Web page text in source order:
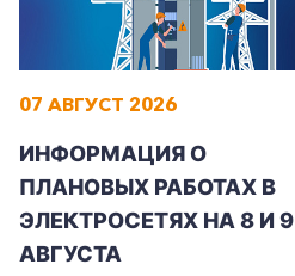
07 АВГУСТ 2026
ИНФОРМАЦИЯ О
ПЛАНОВЫХ РАБОТАХ В
ЭЛЕКТРОСЕТЯХ НА 8 И 9
АВГУСТА